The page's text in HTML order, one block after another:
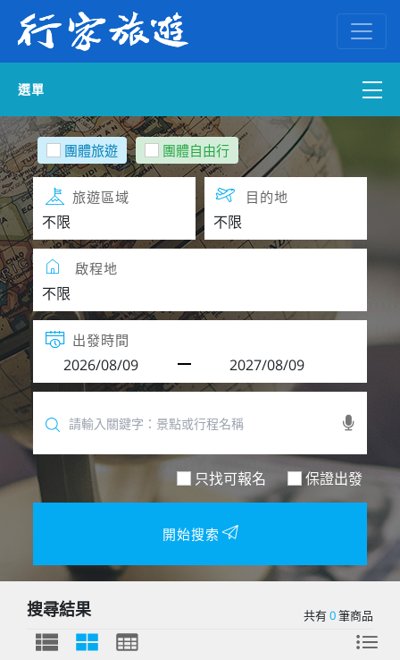
選單
國內外訂房
自組一團
中南部出發
國內旅遊
ENGLISH WEB
團體旅遊 團體自由行
旅遊區域 目的地
啟程地
出發時間
只找可報名 保證出發
開始搜索
搜尋結果 共有0筆商品